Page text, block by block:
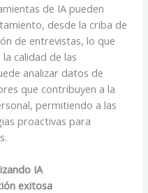
de IA pueden
desde la criba de
de entrevistas, lo que
calidad de las
analizar datos de
que contribuyen a la
permitiendo a las
proactivas para
IA
exitosa